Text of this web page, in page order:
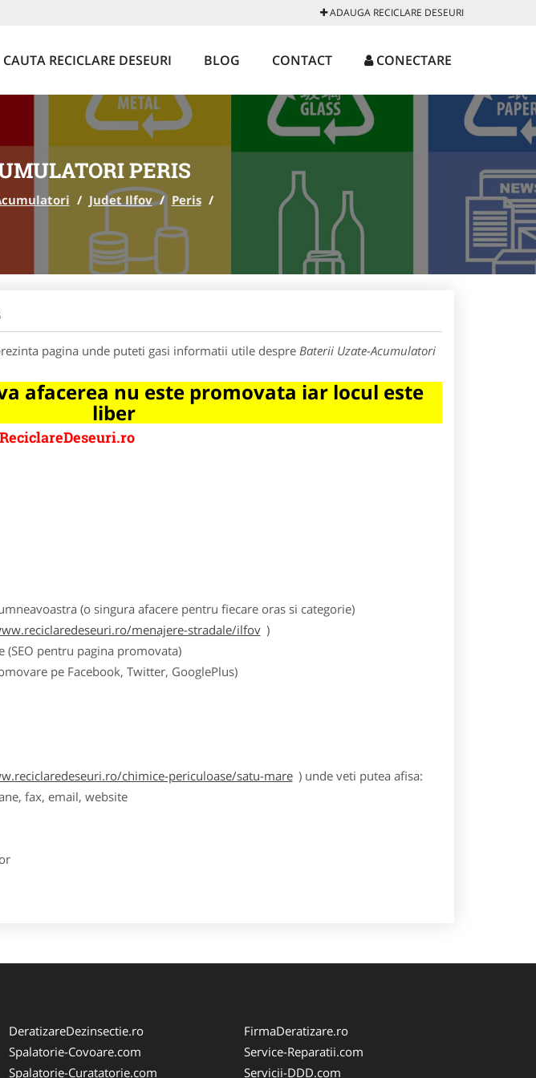
ADAUGA RECICLARE DESEURI
CAUTA RECICLARE DESEURI BLOG CONTACT CONECTARE
PERIS
/ Judet Ilfov / Peris /
pagina unde puteti gasi informatii utile despre Baterii Uzate-Acumulatori
afacerea nu este promovata iar locul este
liber
(o singura afacere pentru fiecare oras si categorie)
menajere-stradale/ilfov )
pentru pagina promovata)
pe Facebook, Twitter, GooglePlus)
chimice-periculoase/satu-mare ) unde veti putea afisa:
fax, email, website
DeratizareDezinsectie.ro
Spalatorie-Covoare.com
Spalatorie-Curatatorie.com
FirmaDeratizare.ro
Service-Reparatii.com
Servicii-DDD.com